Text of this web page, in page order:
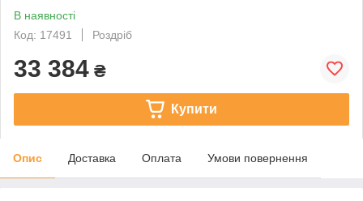
В наявності
Код: 17491
Роздріб
33 384 ₴
Купити
Опис Доставка Оплата Умови повернення